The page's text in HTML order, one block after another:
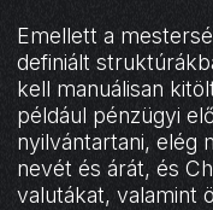
Emellett a
definiált
kell manuálisan
például pénzügyi
nyilvántartani, elég
nevét és árát, és
valutákat, valamint